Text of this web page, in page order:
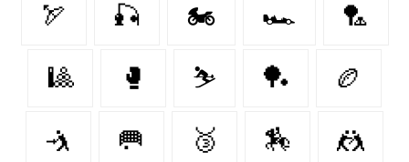
🏹 🎣 🏍 🏎 🏸
🎱 🥊 ⛷ 🏓 🏉
🤺 🥅 🥉 🏇 🤼